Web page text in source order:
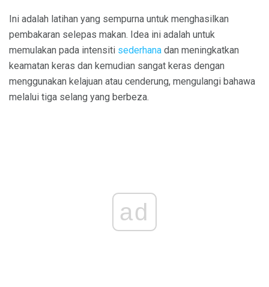
Ini adalah latihan yang sempurna untuk menghasilkan
pembakaran selepas makan. Idea ini adalah untuk
memulakan pada intensiti sederhana dan meningkatkan
keamatan keras dan kemudian sangat keras dengan
menggunakan kelajuan atau cenderung, mengulangi bahawa
melalui tiga selang yang berbeza.
ad